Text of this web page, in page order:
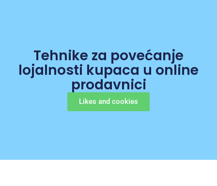
Tehnike za povećanje
lojalnosti kupaca u online
prodavnici
Likes and cookies